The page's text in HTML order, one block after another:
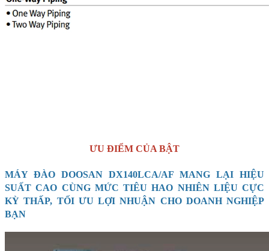
ƯU ĐIỂM CỦA BẬT
MÁY ĐÀO DOOSAN DX140LCA/AF MANG LẠI HIỆU
SUẤT CAO CÙNG MỨC TIÊU HAO NHIÊN LIỆU CỰC
KỲ THẤP, TỐI ƯU LỢI NHUẬN CHO DOANH NGHIỆP
BẠN